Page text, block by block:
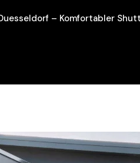
– Komfortabler